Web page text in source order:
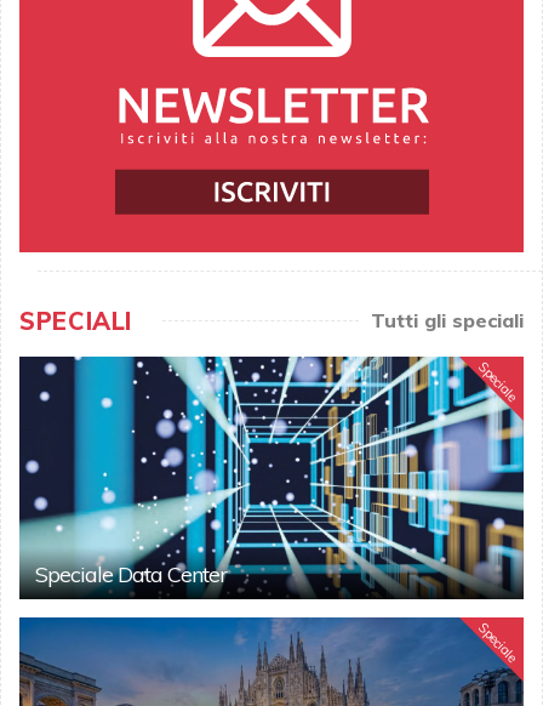
SPECIALI Tutti gli speciali
Speciale
Speciale Data Center
Speciale